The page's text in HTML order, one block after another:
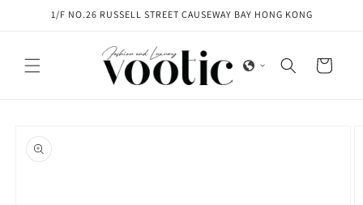
Skip to1/F NO.26 RUSSELL STREET CAUSEWAY BAY HONG KONG
Cart
product
information